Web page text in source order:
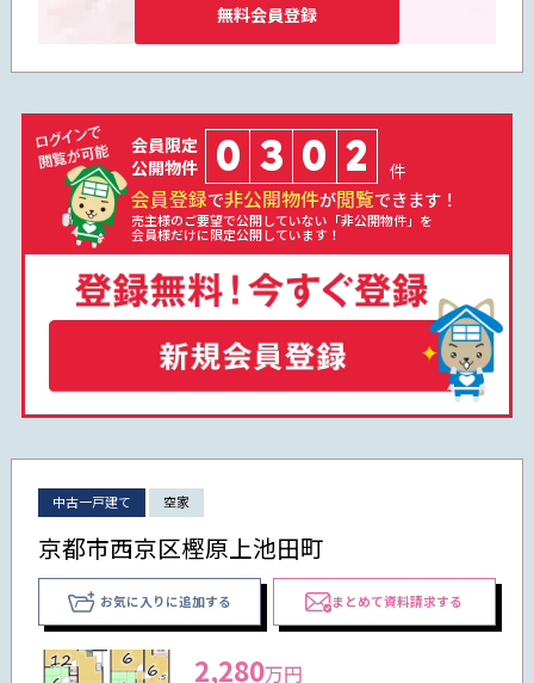
無料会員登録
会員限定
公開物件
0 3 0 2 件
会員登録で非公開物件が閲覧できます！
売主様のご要望で公開していない「非公開物件」を
会員様だけに限定公開しています！
中古一戸建て 空家
京都市西京区樫原上池田町
お気に入りに追加する まとめて資料請求する
2,280万円